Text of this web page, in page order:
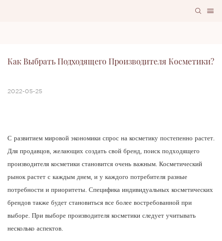
Как Выбрать Подходящего Производителя Косметики?
2022-05-25
С развитием мировой экономики спрос на косметику постепенно растет.
Для продавцов, желающих создать свой бренд, поиск подходящего
производителя косметики становится очень важным. Косметический
рынок растет с каждым днем, и у каждого потребителя разные
потребности и приоритеты. Специфика индивидуальных косметических
брендов также будет становиться все более востребованной при
выборе. При выборе производителя косметики следует учитывать
несколько аспектов.